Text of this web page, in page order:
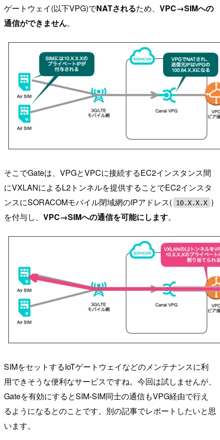
ゲートウェイ(以下VPG)でNATされるため、 VPC→SIMへの
通信ができません。
そこでGateは、VPGとVPCに接続するEC2インスタンス間
にVXLANによるL2トンネルを提供することでEC2インスタ
ンスにSORACOMモバイル閉域網のIPアドレス( 10.X.X.X )
を付与し、 VPC→SIMへの通信を可能にします。
SIMをセットするIoTゲートウェイなどのメンテナンスに利
用できそうな便利なサービスですね。今回は試しませんが、
Gateを有効にするとSIM-SIM同士の通信もVPG経由で行え
るようになるとのことです。別の記事でレポートしたいと思
います。